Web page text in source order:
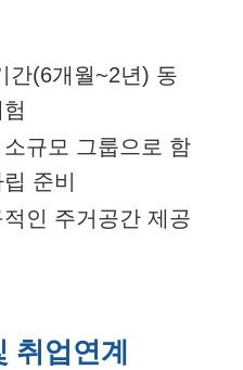
간(6개월~2년) 동
규모 그룹으로 함
준비
인 주거공간 제공
취업연계